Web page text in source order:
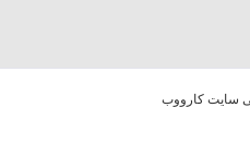
سایت کارووب